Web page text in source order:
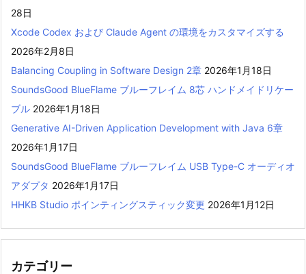
28日
Xcode Codex および Claude Agent の環境をカスタマイズする
2026年2月8日
Balancing Coupling in Software Design 2章 2026年1月18日
SoundsGood BlueFlame ブルーフレイム 8芯 ハンドメイドリケー
ブル 2026年1月18日
Generative AI-Driven Application Development with Java 6章
2026年1月17日
SoundsGood BlueFlame ブルーフレイム USB Type-C オーディオ
アダプタ 2026年1月17日
HHKB Studio ポインティングスティック変更 2026年1月12日
カテゴリー